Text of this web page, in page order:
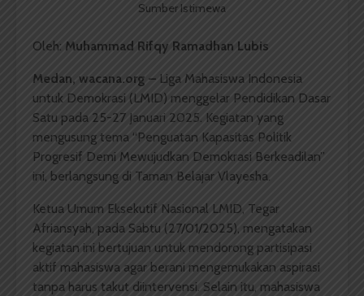
Sumber Istimewa
Oleh: Muhammad Rifqy Ramadhan Lubis
Medan, wacana.org – Liga Mahasiswa Indonesia
untuk Demokrasi (LMID) menggelar Pendidikan Dasar
Satu pada 25-27 Januari 2025. Kegiatan yang
mengusung tema “Penguatan Kapasitas Politik
Progresif Demi Mewujudkan Demokrasi Berkeadilan”
ini, berlangsung di Taman Belajar Vlayesha.
Ketua Umum Eksekutif Nasional LMID, Tegar
Afriansyah, pada Sabtu (27/01/2025), mengatakan
kegiatan ini bertujuan untuk mendorong partisipasi
aktif mahasiswa agar berani mengemukakan aspirasi
tanpa harus takut diintervensi. Selain itu, mahasiswa